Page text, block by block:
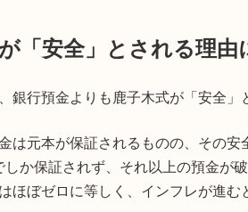
「安全」とされる理
銀行預金よりも鹿子木式が「安全
は元本が保証されるものの、その
しか保証されず、それ以上の預金が
ほぼゼロに等しく、インフレが進